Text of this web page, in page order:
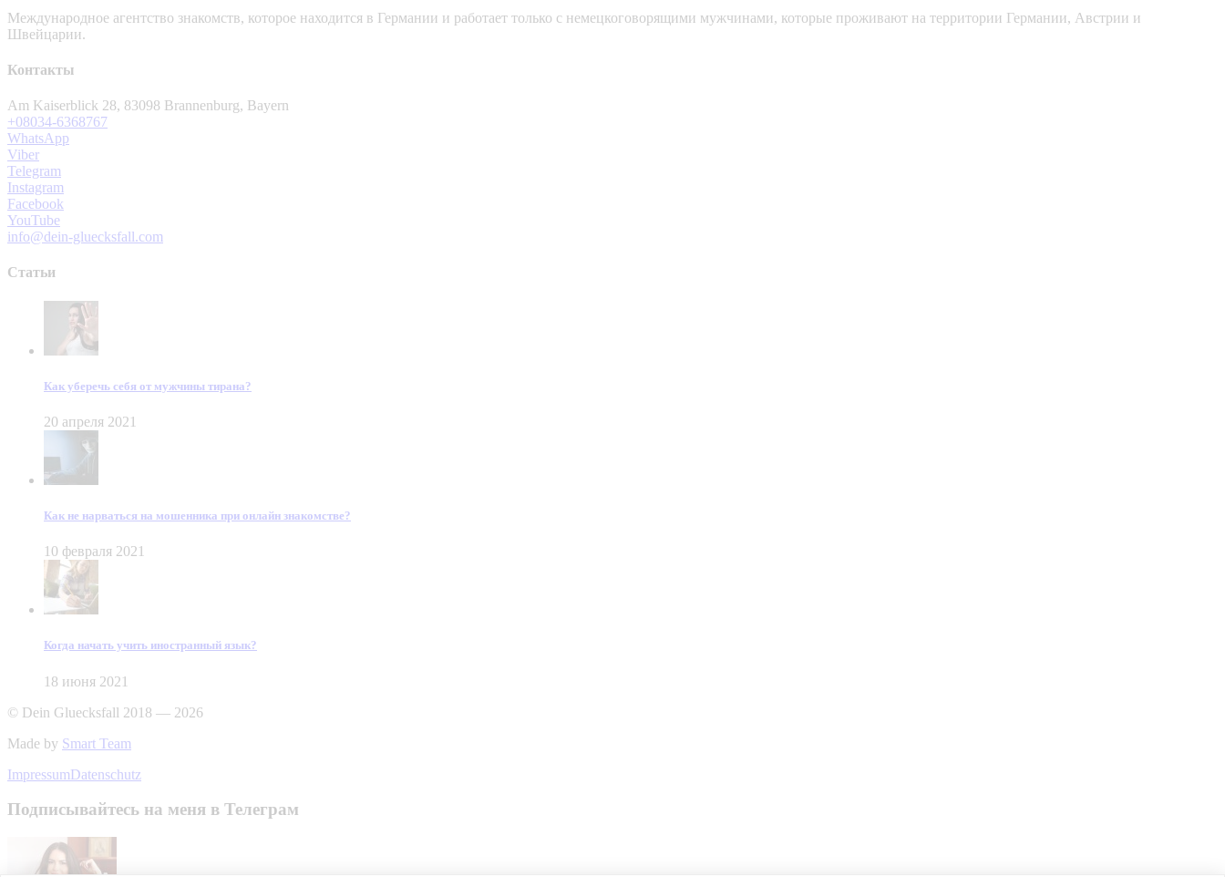
Международное агентство знакомств, которое находится в Германии и работает только с немецкоговорящими мужчинами, которые проживают на территории Германии, Австрии и
Швейцарии.
Контакты
Am Kaiserblick 28, 83098 Brannenburg, Bayern
+08034-6368767
WhatsApp
Viber
Telegram
Instagram
Facebook
YouTube
info@dein-gluecksfall.com
Статьи
Как уберечь себя от мужчины тирана?
20 апреля 2021
Как не нарваться на мошенника при онлайн знакомстве?
10 февраля 2021
Когда начать учить иностранный язык?
18 июня 2021
© Dein Gluecksfall 2018 — 2026
Made by Smart Team
ImpressumDatenschutz
Подписывайтесь на меня в Телеграм